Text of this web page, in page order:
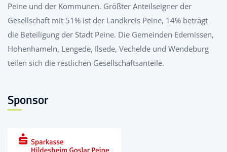
Peine und der Kommunen. Größter Anteilseigner der
Gesellschaft mit 51% ist der Landkreis Peine, 14% beträgt
die Beteiligung der Stadt Peine. Die Gemeinden Edemissen,
Hohenhameln, Lengede, Ilsede, Vechelde und Wendeburg
teilen sich die restlichen Gesellschaftsanteile.
Sponsor